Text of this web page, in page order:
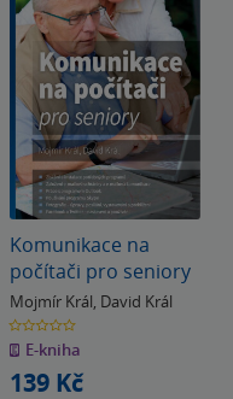
Komunikace na
počítači pro seniory
Mojmír Král, David Král
0.0
z
5
hvězdiček
E-kniha
139 Kč